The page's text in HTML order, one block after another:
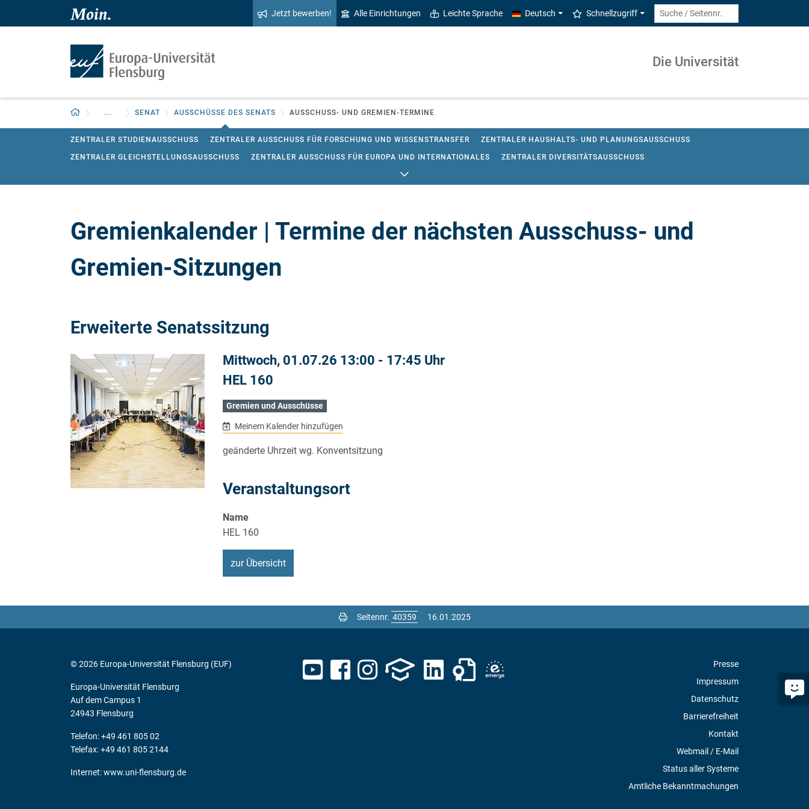
Zum Hauptinhalt springen
Zur Navigation springen
Jetzt bewerben! Alle Einrichtungen Leichte Sprache Deutsch Schnellzugriff
Die Universität
Zurück zur Startseite
... SENAT AUSSCHÜSSE DES SENATS AUSSCHUSS- UND GREMIEN-TERMINE
ZENTRALER STUDIENAUSSCHUSS ZENTRALER AUSSCHUSS FÜR FORSCHUNG UND WISSENSTRANSFER ZENTRALER HAUSHALTS- UND PLANUNGSAUSSCHUSS
ZENTRALER GLEICHSTELLUNGSAUSSCHUSS ZENTRALER AUSSCHUSS FÜR EUROPA UND INTERNATIONALES ZENTRALER DIVERSITÄTSAUSSCHUSS
STIPENDIENAUSSCHUSS
Gremienkalender | Termine der nächsten Ausschuss- und
Gremien-Sitzungen
Erweiterte Senatssitzung
Mittwoch, 01.07.26 13:00 - 17:45 Uhr
HEL 160
Gremien und Ausschüsse
Meinem Kalender hinzufügen
geänderte Uhrzeit wg. Konventsitzung
Veranstaltungsort
Name
HEL 160
zur Übersicht
Seitennr. 16.01.2025
Presse
Impressum
Datenschutz
Barrierefreiheit
Kontakt
Webmail / E-Mail
Status aller Systeme
Amtliche Bekanntmachungen
© 2026 Europa-Universität Flensburg (EUF)
Europa-Universität Flensburg
Auf dem Campus 1
24943 Flensburg
Telefon: +49 461 805 02
Telefax: +49 461 805 2144
Internet:www.uni-flensburg.de